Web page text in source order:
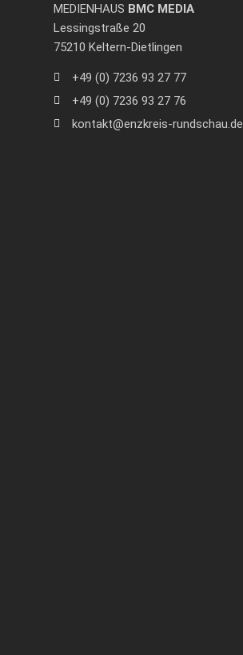
MEDIENHAUS BMC MEDIA
Lessingstraße 20
75210 Keltern-Dietlingen
+49 (0) 7236 93 27 77
+49 (0) 7236 93 27 76
kontakt@enzkreis-rundschau.de